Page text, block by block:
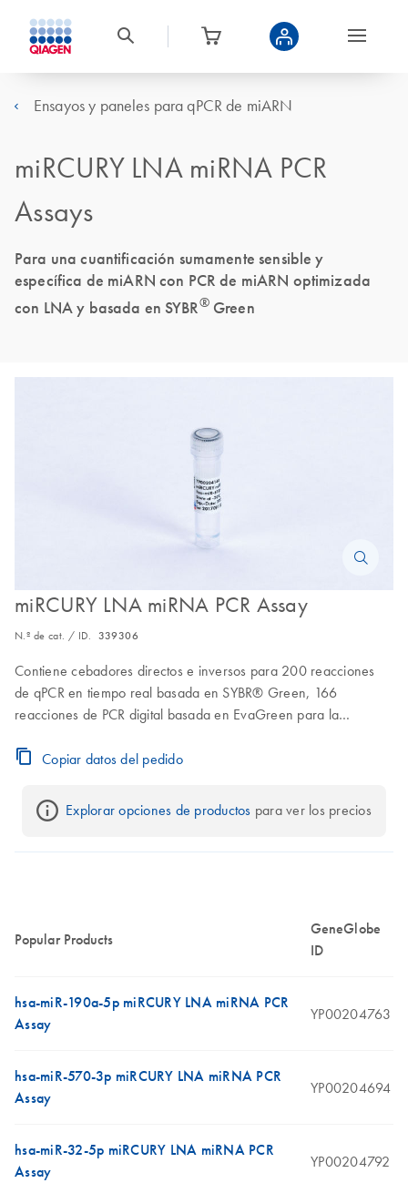
Ensayos y paneles para qPCR de miARN
miRCURY LNA miRNA PCR
Assays
Para una cuantificación sumamente sensible y
específica de miARN con PCR de miARN optimizada
con LNA y basada en SYBR®Green
miRCURY LNA miRNA PCR Assay
N.º de cat. / ID. 339306
Contiene cebadores directos e inversos para 200 reacciones
de qPCR en tiempo real basada en SYBR® Green, 166
reacciones de PCR digital basada en EvaGreen para la
EvaGreen para la Nanoplate 26k
Copiar datos del pedido
Explorar opciones de productos para ver los precios
Popular Products
GeneGlobe
ID
hsa-miR-190a-5p miRCURY LNA miRNA PCR
Assay
YP00204763
hsa-miR-570-3p miRCURY LNA miRNA PCR
Assay
YP00204694
hsa-miR-32-5p miRCURY LNA miRNA PCR
Assay
YP00204792